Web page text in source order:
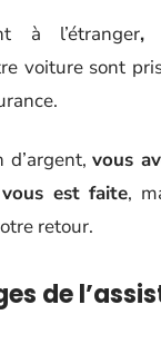
à l’étranger,
voiture sont
d’argent,vous
est faite,
retour.
de